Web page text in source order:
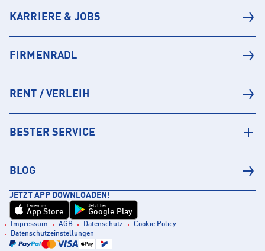
KARRIERE & JOBS
FIRMENRADL
RENT / VERLEIH
BESTER SERVICE
BLOG
JETZT APP DOWNLOADEN!
Laden im
App Store
Jetzt bei
Google Play
Impressum AGB Datenschutz
Cookie Policy
Datenschutzeinstellungen